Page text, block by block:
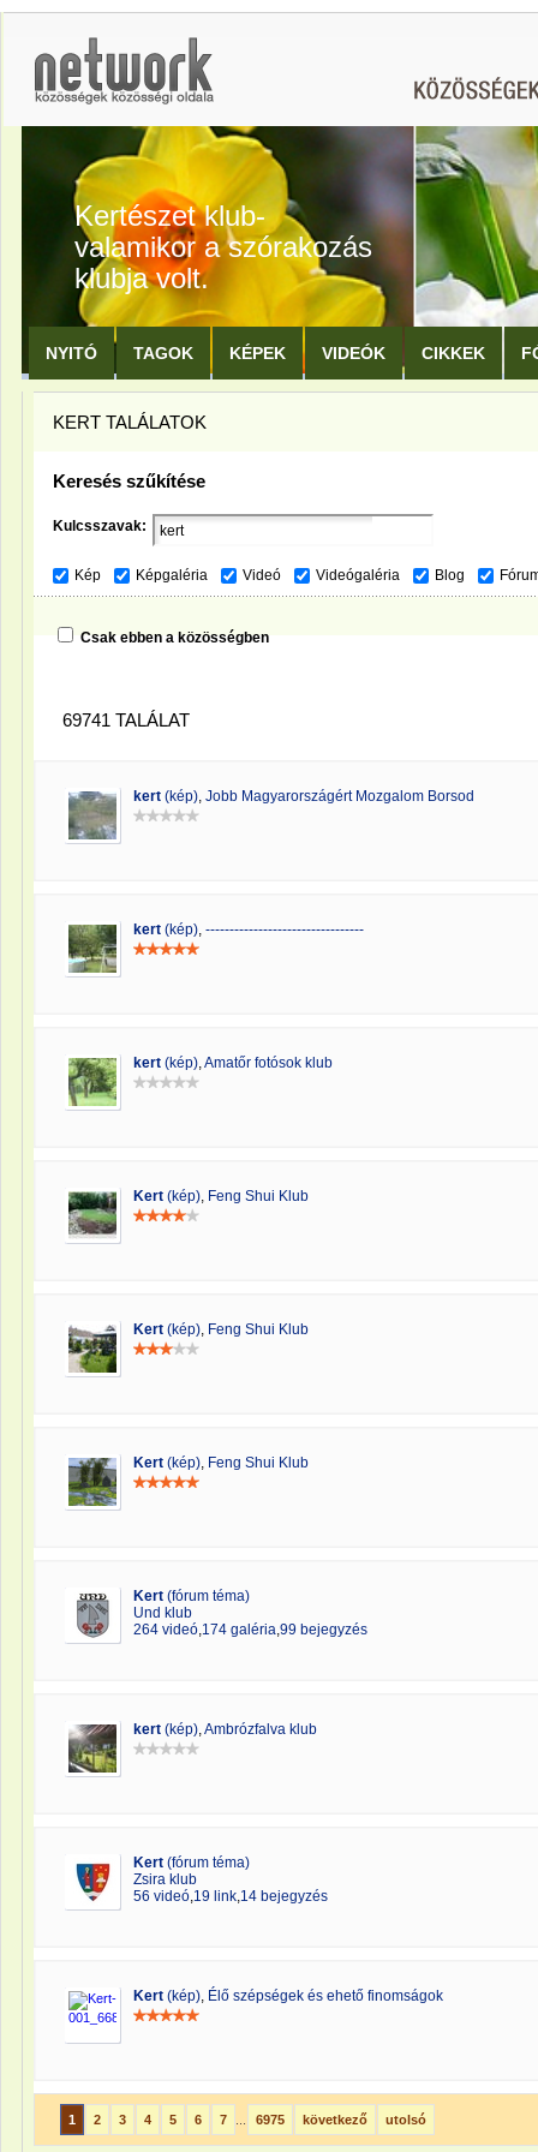
Kertészet klub-
valamikor a szórakozás
klubja volt.
NYITÓ TAGOK KÉPEK VIDEÓK CIKKEK
KERT TALÁLATOK
Keresés szűkítése
Kulcsszavak:
Kép Képgaléria Videó Videógaléria Blog
Csak ebben a közösségben
69741 TALÁLAT
kert (kép), Jobb Magyarországért Mozgalom Borsod
kert (kép), ---------------------------------
kert (kép),Amatőr fotósok klub
Kert (kép), Feng Shui Klub
Kert (kép), Feng Shui Klub
Kert (kép), Feng Shui Klub
Kert (fórum téma)
Und klub
264 videó,174 galéria,99 bejegyzés
kert (kép),Ambrózfalva klub
Kert (fórum téma)
Zsira klub
56 videó,19 link,14 bejegyzés
Kert (kép), Élő szépségek és ehető finomságok
1 2 3 4 5 6 7 6975 következő utolsó